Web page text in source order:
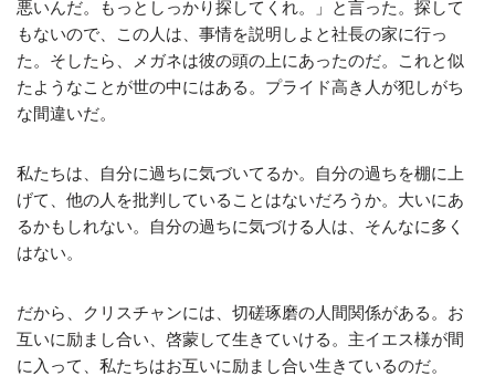
悪いんだ。もっとしっかり探してくれ。」と言った。探して
もないので、この人は、事情を説明しよと社長の家に行っ
た。そしたら、メガネは彼の頭の上にあったのだ。これと似
たようなことが世の中にはある。プライド高き人が犯しがち
な間違いだ。
私たちは、自分に過ちに気づいてるか。自分の過ちを棚に上
げて、他の人を批判していることはないだろうか。大いにあ
るかもしれない。自分の過ちに気づける人は、そんなに多く
はない。
だから、クリスチャンには、切磋琢磨の人間関係がある。お
互いに励まし合い、啓蒙して生きていける。主イエス様が間
に入って、私たちはお互いに励まし合い生きているのだ。